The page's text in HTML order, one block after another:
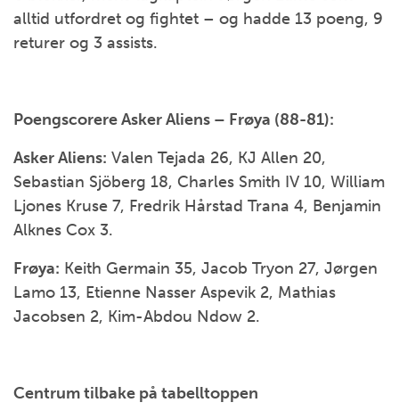
alltid utfordret og fightet – og hadde 13 poeng, 9
returer og 3 assists.
Poengscorere Asker Aliens – Frøya (88-81):
Asker Aliens: Valen Tejada 26, KJ Allen 20,
Sebastian Sjöberg 18, Charles Smith IV 10, William
Ljones Kruse 7, Fredrik Hårstad Trana 4, Benjamin
Alknes Cox 3.
Frøya: Keith Germain 35, Jacob Tryon 27, Jørgen
Lamo 13, Etienne Nasser Aspevik 2, Mathias
Jacobsen 2, Kim-Abdou Ndow 2.
Centrum tilbake på tabelltoppen